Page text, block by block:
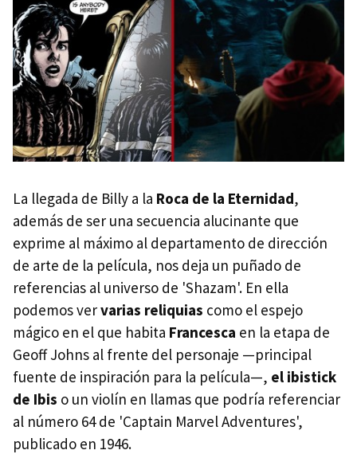
La llegada de Billy a la Roca de la Eternidad,
además de ser una secuencia alucinante que
exprime al máximo al departamento de dirección
de arte de la película, nos deja un puñado de
referencias al universo de 'Shazam'. En ella
podemos vervarias reliquias como el espejo
mágico en el que habita Francesca en la etapa de
Geoff Johns al frente del personaje —principal
fuente de inspiración para la película—, el ibistick
de Ibis o un violín en llamas que podría referenciar
al número 64 de 'Captain Marvel Adventures',
publicado en 1946.